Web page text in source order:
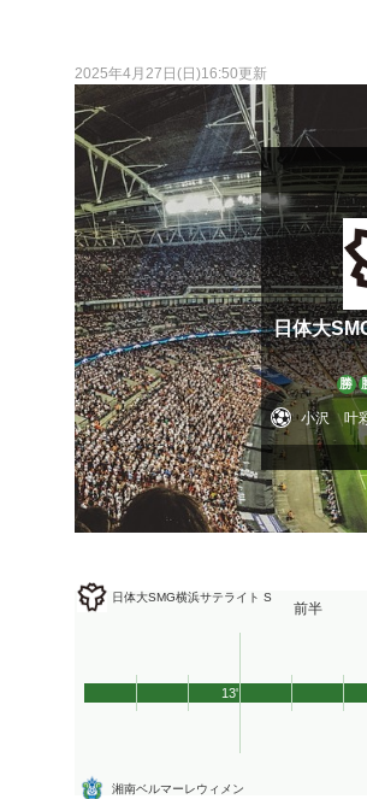
2025年4月27日(日)16:50更新
日体大
勝
小沢 叶
日体大SMG横浜サテライト S
前半
湘南ベルマーレウィメン
13'